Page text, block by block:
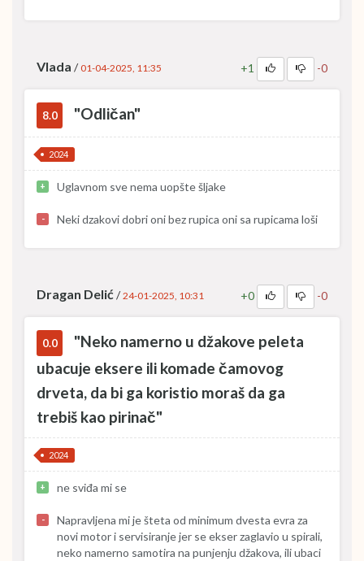
Vlada / 01-04-2025, 11:35 +1 -0
8.0 "Odličan"
2024
+ Uglavnom sve nema uopšte šljake
- Neki dzakovi dobri oni bez rupica oni sa rupicama loši
Dragan Delić/ 24-01-2025, 10:31 +0 -0
0.0
"Neko namerno u džakove peleta
ubacuje eksere ili komade čamovog
drveta, da bi ga koristio moraš da ga
trebiš kao pirinač"
2024
+ ne sviđa mi se
-
Napravljena mi je šteta od minimum dvesta evra za
novi motor i servisiranje jer se ekser zaglavio u spirali,
neko namerno samotira na punjenju džakova, ili ubaci